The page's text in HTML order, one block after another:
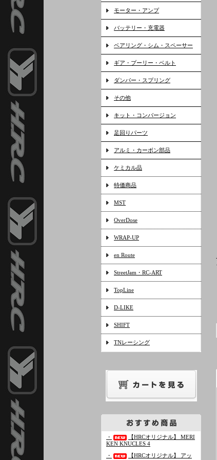
モーター・アンプ
バッテリー・充電器
ベアリング・シム・スペーサー
ギア・プーリー・ベルト
ダンパー・スプリング
その他
キット・コンバージョン
足回りパーツ
アルミ・カーボン部品
ケミカル品
特価商品
MST
OverDose
WRAP-UP
en Route
StreetJam・RC-ART
TopLine
D-LIKE
SHIFT
TNレーシング
・
【HRCオリジナル】 MERI
KEN KNUCLES 4
・
【HRCオリジナル】 アッ